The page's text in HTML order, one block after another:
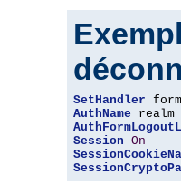
SetHandler
AuthName
Session On